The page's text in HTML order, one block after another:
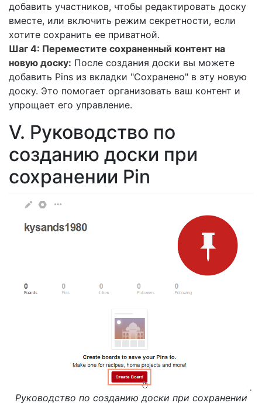
добавить участников, чтобы редактировать доску
вместе, или включить режим секретности, если
хотите сохранить ее приватной.
Шаг 4: Переместите сохраненный контент на
новую доску: После создания доски вы можете
добавить Pins из вкладки "Сохранено" в эту новую
доску. Это помогает организовать ваш контент и
упрощает его управление.
V. Руководство по
созданию доски при
сохранении Pin
Руководство по созданию доски при сохранении